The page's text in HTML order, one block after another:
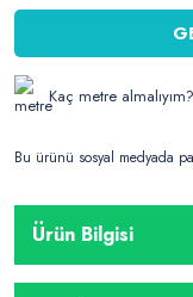
Kaç metre almalıyım?
Bu ürünü sosyal medyada
Ürün Bilgisi